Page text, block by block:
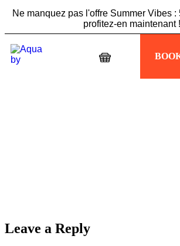
Ne manquez pas l'offre Summer Vibes :
profitez-en maintenant !
Échappez à la chaleur, plongez
Aquabiking !
Leave a Reply